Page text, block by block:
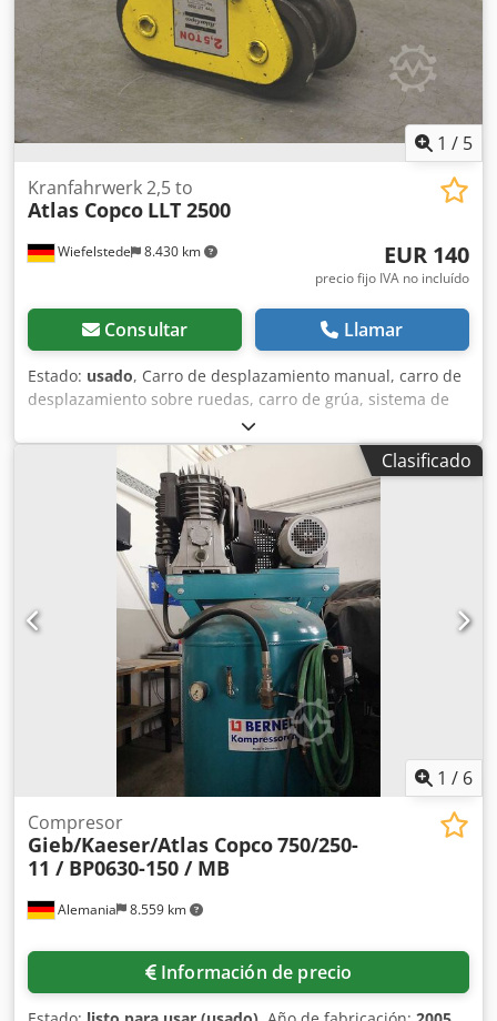
1 / 5
Wiefelstede 8.430 km
Kranfahrwerk 2,5 to
Atlas Copco LLT 2500
EUR 140
precio fijo IVA no incluído
Consultar Llamar
Estado: usado, Carro de desplazamiento manual, carro de
desplazamiento sobre ruedas, carro de grúa, sistema de
desplazamiento de la grúa, sistema de desplazamiento,
carro de grúa, carro móvil. Cedpsd N Rt Dofx Akreha -
Ancho del soporte: máx. 100 mm -Carga máxima: 2500 kg -
Dimensiones: 327/200/A270 mm -Peso: 27 kg
Clasificado
1 / 6
Alemania 8.559 km
Compresor
Gieb/Kaeser/Atlas Copco750/250-
11 / BP0630-150 / MB
Información de precio